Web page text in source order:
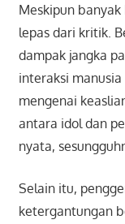
Meskipun
lepas dari kritik.
dampak jangka
interaksi
mengenai
antara idol dan
nyata,
Selain itu,
ketergantungan